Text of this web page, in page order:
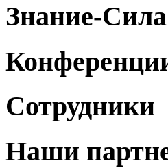
Знание-Сила
Сотрудники
Наши